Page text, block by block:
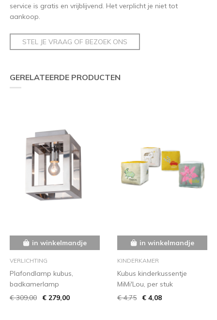
service is gratis en vrijblijvend. Het verplicht je niet tot
aankoop.
STEL JE VRAAG OF BEZOEK ONS
GERELATEERDE PRODUCTEN
in winkelmandje
VERLICHTING
Plafondlamp kubus,
badkamerlamp
€ 309,00
€ 279,00
in winkelmandje
KINDERKAMER
Kubus kinderkussentje
MiMi'Lou, per stuk
€ 4,75
€ 4,08